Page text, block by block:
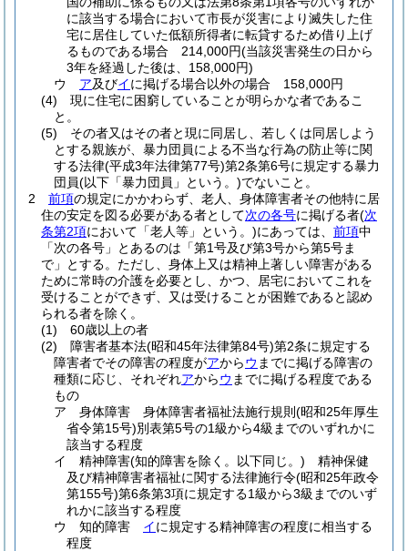
に該当する場合において市長が災害により滅失した住
宅に居住していた低額所得者に転貸するため借り上げ
るものである場合 214,000円(当該災害発生の日から
3年を経過した後は、158,000円)
ウ
ア及びイに掲げる場合以外の場合 158,000円
(4)
現に住宅に困窮していることが明らかな者であるこ
と。
(5)
その者又はその者と現に同居し、若しくは同居しよう
とする親族が、暴力団員による不当な行為の防止等に関
する法律(平成3年法律第77号)第2条第6号に規定する暴力
団員(以下「暴力団員」という。)でないこと。
2
前項の規定にかかわらず、老人、身体障害者その他特に居
住の安定を図る必要がある者として次の各号に掲げる者(次
条第2項において「老人等」という。)にあっては、 前項中
「次の各号」とあるのは「第1号及び第3号から第5号ま
で」とする。 ただし、身体上又は精神上著しい障害がある
ために常時の介護を必要とし、かつ、居宅においてこれを
受けることができず、又は受けることが困難であると認め
られる者を除く。
(1)
60歳以上の者
(2)
障害者基本法(昭和45年法律第84号)第2条に規定する
障害者でその障害の程度がアからウ までに掲げる障害の
種類に応じ、それぞれアからウ までに掲げる程度である
もの
ア
身体障害 身体障害者福祉法施行規則 (昭和25年厚生
省令第15号)別表第5号の1級から4級までのいずれかに
該当する程度
イ
精神障害(知的障害を除く。以下同じ。) 精神保健
及び精神障害者福祉に関する法律施行令(昭和25年政令
第155号)第6条第3項に規定する1級から3級までのいず
れかに該当する程度
ウ
知的障害 イに規定する精神障害の程度に相当する
程度